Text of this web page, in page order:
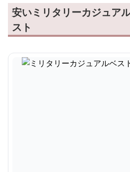
安いミリタリーカジュア
スト